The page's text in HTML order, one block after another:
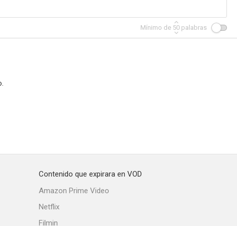
Mínimo de 50 palabras
Contenido que expirara en VOD
Amazon Prime Video
Netflix
Filmin